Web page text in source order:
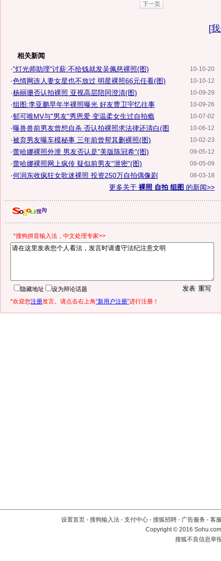
下一页
[
相关新闻
10-10-20
·"灯光师助理"讨薪:不给钱就发吴佩慈裸照(图)
10-10-12
·色情网连人妻女星也不放过 明星裸照66元任看(图)
10-09-29
·杨丽珊否认拍裸照 亚视高层陪同澄清(图)
10-09-26
·组图:李亚鹏早年半裸照曝光 好友曹卫宇忆往事
10-07-02
·郁可唯MV与"男友"秀恩爱 变温柔女生过自拍瘾
10-06-12
·曝兽兽前男友曾想自杀 否认拍裸照求法律还清白(图
10-02-23
·被弃男友曝车模秘事 三年前曾帮其删裸照(图)
09-05-12
·蕾哈娜裸照外泄 男友否认是"美版陈冠希"(图)
09-05-09
·蕾哈娜裸照网上疯传 疑似前男友"泄密"(图)
08-03-18
·何润东收疯狂女歌迷裸照 投资250万自拍偶像剧
更多关于 裸照 自拍 组图 的新闻>>
*搜狗拼音输入法，中文处理专家>>
隐藏地址
设为辩论话题
*欢迎您注册发言。请点击右上角“新用户注册”进行注册！
设置首页 - 搜狗输入法 - 支付中心 - 搜狐招聘 - 广告服务 - 客
Copyright©2016
搜狐不良信息举